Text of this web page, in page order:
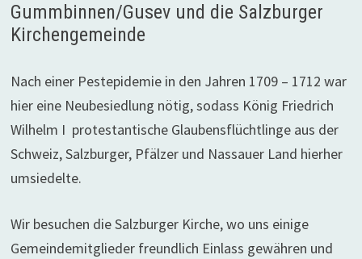
Gummbinnen/Gusev und die Salzburger
Kirchengemeinde
Nach einer Pestepidemie in den Jahren 1709 – 1712 war
hier eine Neubesiedlung nötig, sodass König Friedrich
Wilhelm I protestantische Glaubensflüchtlinge aus der
Schweiz, Salzburger, Pfälzer und Nassauer Land hierher
umsiedelte.
Wir besuchen die Salzburger Kirche, wo uns einige
Gemeindemitglieder freundlich Einlass gewähren und